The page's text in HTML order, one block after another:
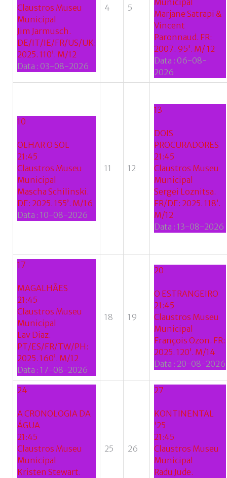
Claustros Museu
Municipal
Jim Jarmusch.
DE/IT/IE/FR/US/UK:
2025. 110’. M/12
Data : 03-08-2026
4 5
Municipal
Marjane Satrapi &
Vincent
Paronnaud. FR:
2007. 95'. M/ 12
Data : 06-08-
2026
10
OLHAR O SOL
21:45
Claustros Museu
Municipal
Mascha Schilinski.
DE: 2025. 155’. M/16
Data : 10-08-2026
11 12
13
DOIS
PROCURADORES
21:45
Claustros Museu
Municipal
Sergei Loznitsa.
FR/DE: 2025. 118’.
M/12
Data : 13-08-2026
17
MAGALHÃES
21:45
Claustros Museu
Municipal
Lav Diaz.
PT/ES/FR/TW/PH:
2025. 160’. M/12
Data : 17-08-2026
18 19
20
O ESTRANGEIRO
21:45
Claustros Museu
Municipal
François Ozon. FR:
2025. 120’. M/14
Data : 20-08-2026
24
A CRONOLOGIA DA
ÁGUA
21:45
Claustros Museu
Municipal
Kristen Stewart.
25 26
27
KONTINENTAL
'25
21:45
Claustros Museu
Municipal
Radu Jude.
+